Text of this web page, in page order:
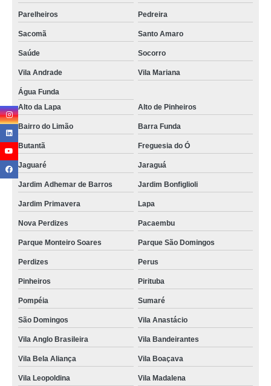
Parelheiros Pedreira
Sacomã Santo Amaro
Saúde Socorro
Vila Andrade Vila Mariana
Água Funda
Alto da Lapa
Alto de Pinheiros
Bairro do Limão Barra Funda
Butantã Freguesia do Ó
Jaguaré Jaraguá
Jardim Adhemar de Barros Jardim Bonfiglioli
Jardim Primavera Lapa
Nova Perdizes Pacaembu
Parque Monteiro Soares Parque São Domingos
Perdizes Perus
Pinheiros Pirituba
Pompéia Sumaré
São Domingos Vila Anastácio
Vila Anglo Brasileira Vila Bandeirantes
Vila Bela Aliança Vila Boaçava
Vila Leopoldina Vila Madalena